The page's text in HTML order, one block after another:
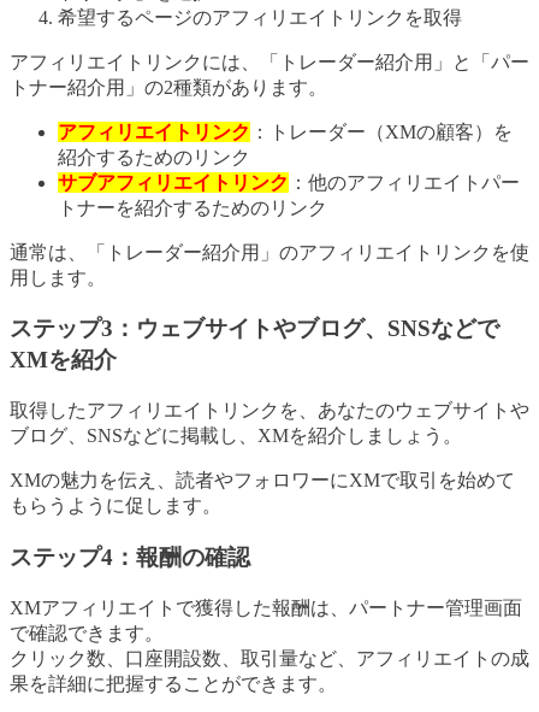
希望するページのアフィリエイトリンクを取得
アフィリエイトリンクには、「トレーダー紹介用」と「パー
トナー紹介用」の2種類があります。
アフィリエイトリンク ：トレーダー（XMの顧客）を
紹介するためのリンク
サブアフィリエイトリンク ：他のアフィリエイトパー
トナーを紹介するためのリンク
通常は、「トレーダー紹介用」のアフィリエイトリンクを使
用します。
ステップ3：ウェブサイトやブログ、SNSなどで
XMを紹介
取得したアフィリエイトリンクを、あなたのウェブサイトや
ブログ、SNSなどに掲載し、XMを紹介しましょう。
XMの魅力を伝え、読者やフォロワーにXMで取引を始めて
もらうように促します。
ステップ4：報酬の確認
XMアフィリエイトで獲得した報酬は、パートナー管理画面
で確認できます。
クリック数、口座開設数、取引量など、アフィリエイトの成
果を詳細に把握することができます。